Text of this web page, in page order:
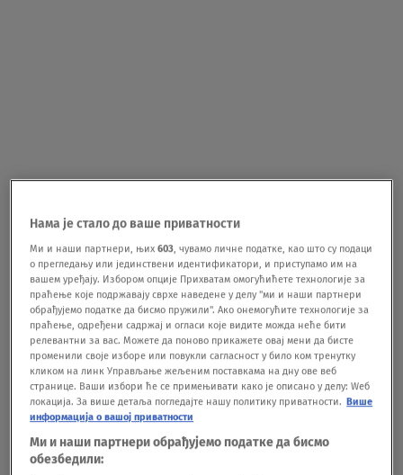
Нама је стало до ваше приватности
Ми и наши партнери, њих603, чувамо личне податке, као што су подаци
о прегледању или јединствени идентификатори, и приступамо им на
вашем уређају. Избором опције Прихватам омогућићете технологије за
праћење које подржавају сврхе наведене у делу "ми и наши партнери
обрађујемо податке да бисмо пружили". Ако онемогућите технологије за
праћење, одређени садржај и огласи које видите можда неће бити
релевантни за вас. Можете да поново прикажете овај мени да бисте
променили своје изборе или повукли сагласност у било ком тренутку
кликом на линк Управљање жељеним поставкама на дну ове веб
странице. Ваши избори ће се примењивати како је описано у делу: Wеб
локација. За више детаља погледајте нашу политику приватности. Више
информација о вашој приватности
Ми и наши партнери обрађујемо податке да бисмо
обезбедили: